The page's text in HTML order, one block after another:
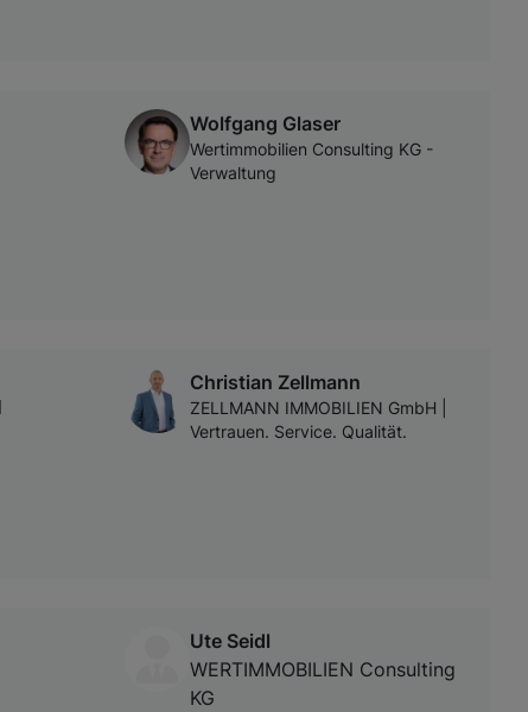
Wolfgang Glaser
Wertimmobilien Consulting KG -
Verwaltung
Christian Zellmann
ZELLMANN IMMOBILIEN GmbH |
Vertrauen. Service. Qualität.
Ute Seidl
WERTIMMOBILIEN Consulting
KG